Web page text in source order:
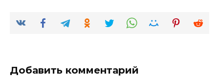
Добавить комментарий